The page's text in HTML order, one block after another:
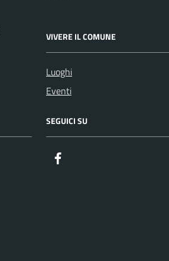
VIVERE IL COMUNE
Luoghi
Eventi
SEGUICI SU